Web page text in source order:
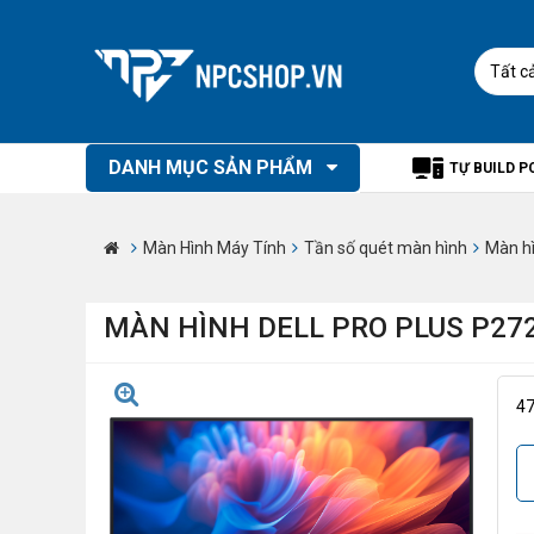
Tất
DANH MỤC SẢN PHẨM TỰ BUILD
Màn Hình Máy Tính Tần số quét màn hình Màn
MÀN HÌNH DELL PRO PLUS
47